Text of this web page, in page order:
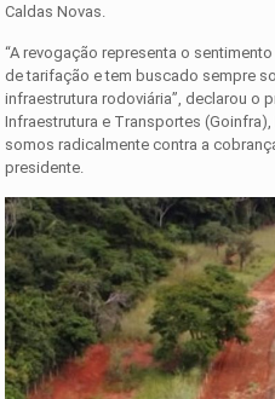
Caldas Novas.
“A revogação representa o
de tarifação e tem buscado sempre
infraestrutura rodoviária”, declarou o
Infraestrutura e Transportes (Goinfra),
somos radicalmente contra a
presidente.